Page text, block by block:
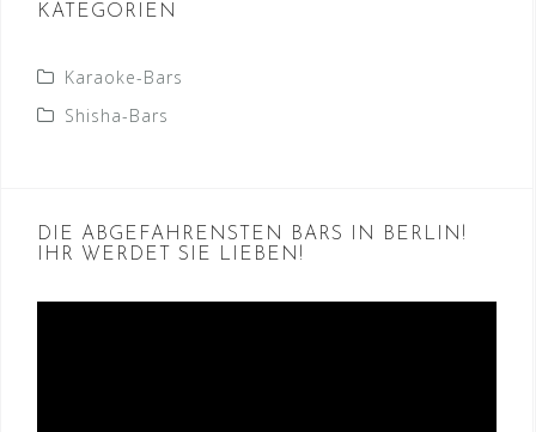
KATEGORIEN
Karaoke-Bars
Shisha-Bars
DIE ABGEFAHRENSTEN BARS IN BERLIN!
IHR WERDET SIE LIEBEN!